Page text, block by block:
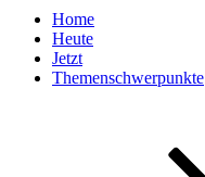
Home
Heute
Jetzt
Themenschwerpunkte